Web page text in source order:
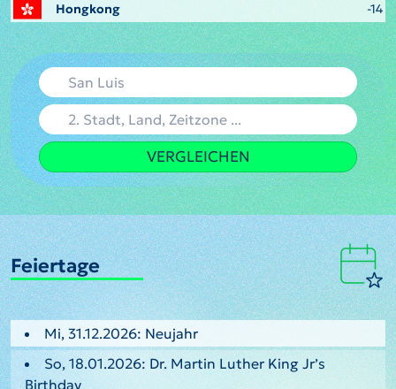
Hongkong
-14
VERGLEICHEN
Feiertage
Mi, 31.12.2026: Neujahr
So, 18.01.2026: Dr. Martin Luther King Jr’s
Birthday